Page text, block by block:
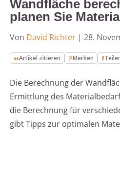
Wandfläche
planen Sie
Von David Richter | 28.
Artikel zitieren Merken
Die Berechnung der
Ermittlung des
die Berechnung für
gibt Tipps zur optimalen